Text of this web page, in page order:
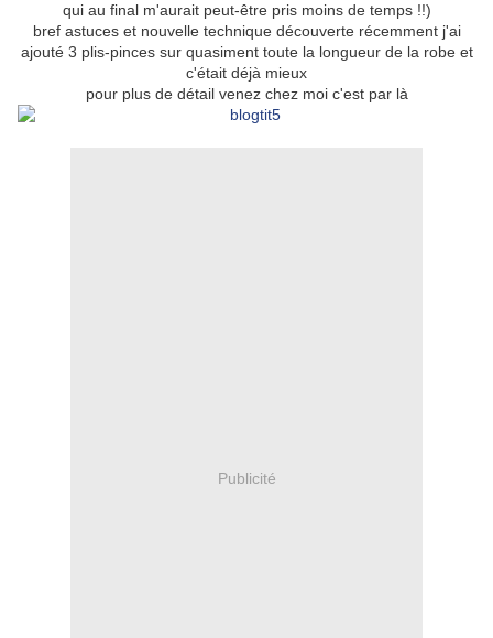
qui au final m'aurait peut-être pris moins de temps !!)
bref astuces et nouvelle technique découverte récemment j'ai
ajouté 3 plis-pinces sur quasiment toute la longueur de la robe et
c'était déjà mieux
pour plus de détail venez chez moi c'est par là
Publicité